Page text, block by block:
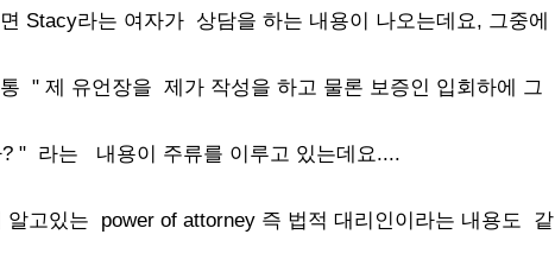
Stacy라는 여자가 상담을 하는 내용이 나오는데요, 그중에
" 제 유언장을 제가 작성을 하고 물론 보증인 입회하에 그
" 라는 내용이 주류를 이루고 있는데요....
알고있는 power of attorney 즉 법적 대리인이라는 내용도 같